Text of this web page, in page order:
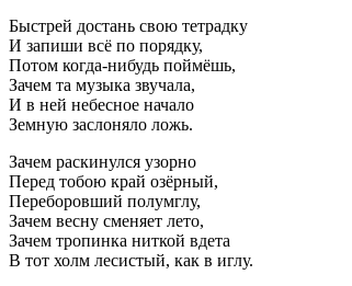
Быстрей достань свою тетрадку
И запиши всё по порядку,
Потом когда-нибудь поймёшь,
Зачем та музыка звучала,
И в ней небесное начало
Земную заслоняло ложь.
Зачем раскинулся узорно
Перед тобою край озёрный,
Переборовший полумглу,
Зачем весну сменяет лето,
Зачем тропинка ниткой вдета
В тот холм лесистый, как в иглу.